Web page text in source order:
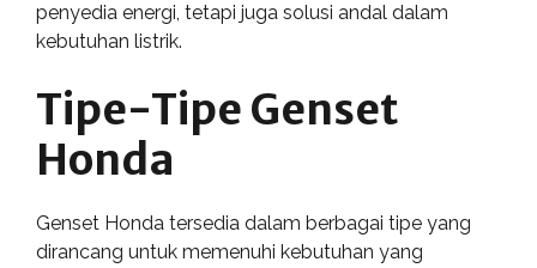
penyedia energi, tetapi juga solusi andal dalam
kebutuhan listrik.
Tipe-Tipe Genset
Honda
Genset Honda tersedia dalam berbagai tipe yang
dirancang untuk memenuhi kebutuhan yang